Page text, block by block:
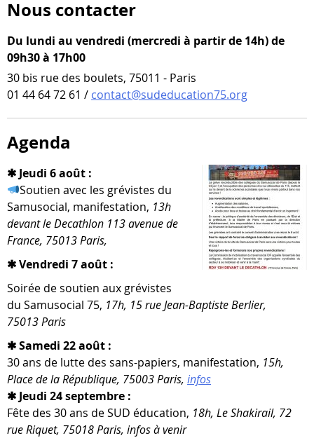
Nous contacter
Du lundi au vendredi (mercredi à partir de 14h) de
09h30 à 17h00
30 bis rue des boulets, 75011 - Paris
01 44 64 72 61 / contact@sudeducation75.org
Agenda
✱ Jeudi 6 août :
Soutien avec les gré­vistes du
Samusocial, mani­fes­ta­tion, 13h
devant le Decathlon 113 ave­nue de
France, 75013 Paris,
✱ Vendredi 7 août :
Soirée de sou­tien aux gré­vistes
du Samusocial 75, 17h, 15 rue Jean-​Baptiste Berlier,
75013 Paris
✱ Samedi 22 août :
30 ans de lutte des sans-​papiers, mani­fes­ta­tion, 15h,
Place de la République, 75003 Paris, infos
✱ Jeudi 24 septembre :
Fête des 30 ans de SUD édu­ca­tion, 18h, Le Shakirail, 72
rue Riquet, 75018 Paris, infos à venir